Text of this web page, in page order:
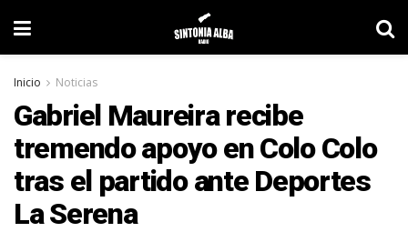
Inicio Noticias
Gabriel Maureira recibe
tremendo apoyo en Colo Colo
tras el partido ante Deportes
La Serena